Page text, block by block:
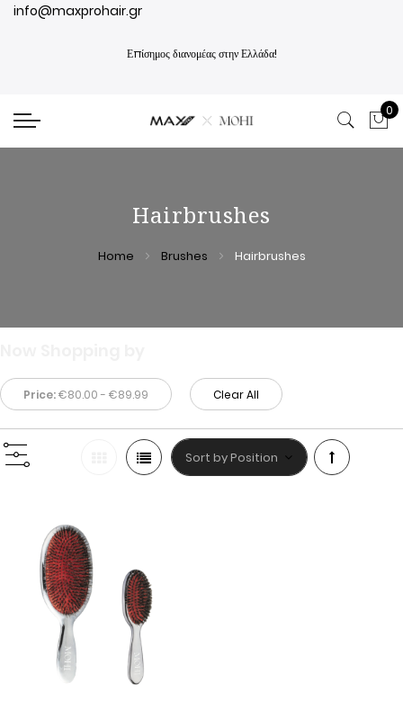
info@maxprohair.gr
Επίσημος διανομέας στην Ελλάδα!
0
Hairbrushes
Home Brushes Hairbrushes
Price:€80.00 - €89.99 Clear All
Set